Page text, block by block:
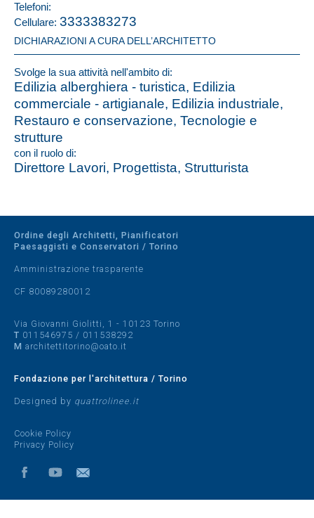
Telefoni:
Cellulare: 3333383273
DICHIARAZIONI A CURA DELL’ARCHITETTO
Svolge la sua attività nell'ambito di:
Edilizia alberghiera - turistica, Edilizia
commerciale - artigianale, Edilizia industriale,
Restauro e conservazione, Tecnologie e
strutture
con il ruolo di:
Direttore Lavori, Progettista, Strutturista
Ordine degli Architetti, Pianificatori
Paesaggisti e Conservatori / Torino
Amministrazione trasparente
CF 80089280012
Via Giovanni Giolitti, 1 - 10123 Torino
T 011546975 / 011538292
M architettitorino@oato.it
Fondazione per l'architettura / Torino
Designed by quattrolinee.it
Cookie Policy
Privacy Policy